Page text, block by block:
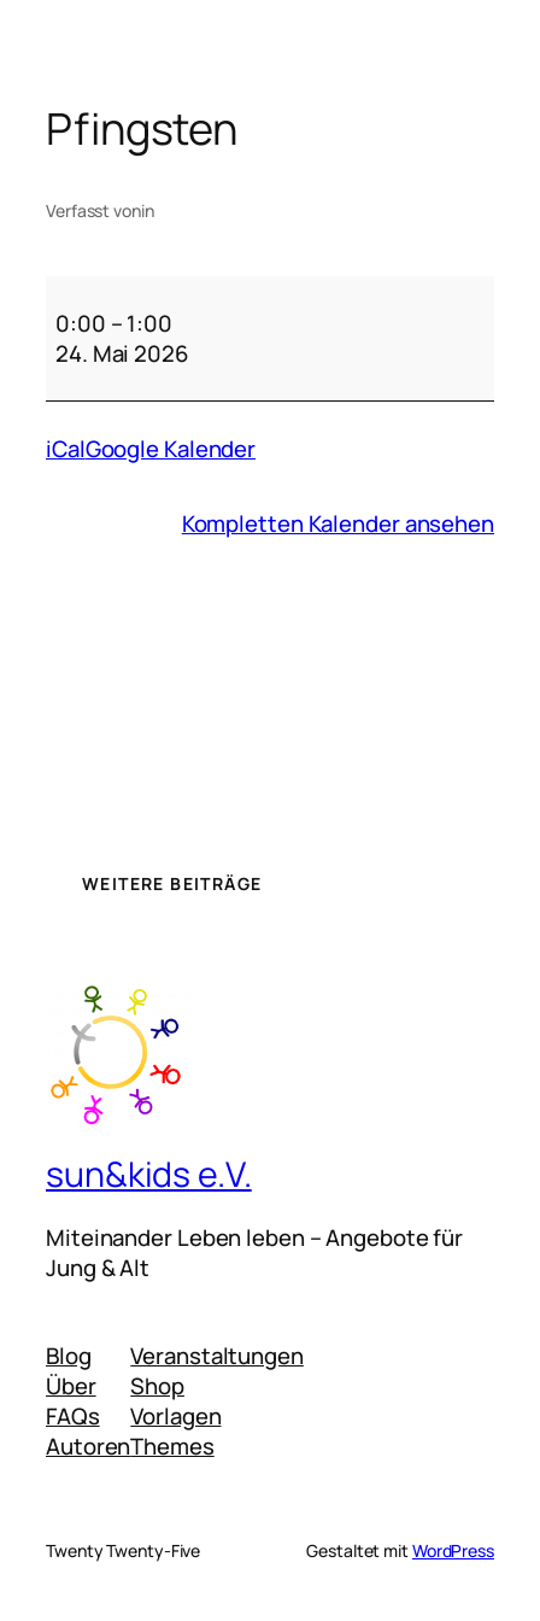
springen
Pfingsten
Verfasst vonin
0:00 –1:00
24. Mai 2026
iCalGoogle Kalender
Kompletten Kalender ansehen
WEITERE BEITRÄGE
sun&kids e.V.
Miteinander Leben leben – Angebote für
Jung & Alt
Blog
Über
FAQs
Autoren
Veranstaltungen
Shop
Vorlagen
Themes
Twenty Twenty-Five Gestaltet mitWordPress